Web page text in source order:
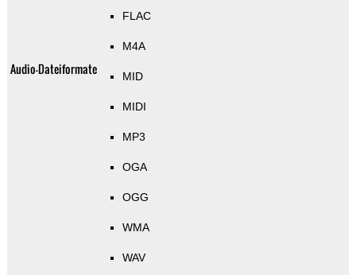
Audio-Dateiformate
FLAC
M4A
MID
MIDI
MP3
OGA
OGG
WMA
WAV